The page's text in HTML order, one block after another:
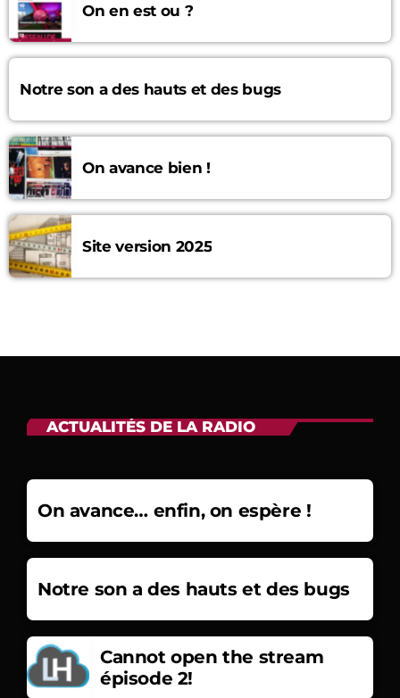
On en est ou ?
Notre son a des hauts et des bugs
On avance bien !
Site version 2025
ACTUALITÉS DE LA RADIO
On avance… enfin, on espère !
Notre son a des hauts et des bugs
Cannot open the stream
épisode 2!